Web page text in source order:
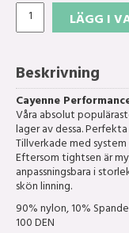
LÄGG I
Beskrivning
Cayenne
Våra absolut
lager av dessa.
Tillverkade med
Eftersom tightsen är
anpassningsbara i
skön linning.
90% nylon, 10%
100 DEN